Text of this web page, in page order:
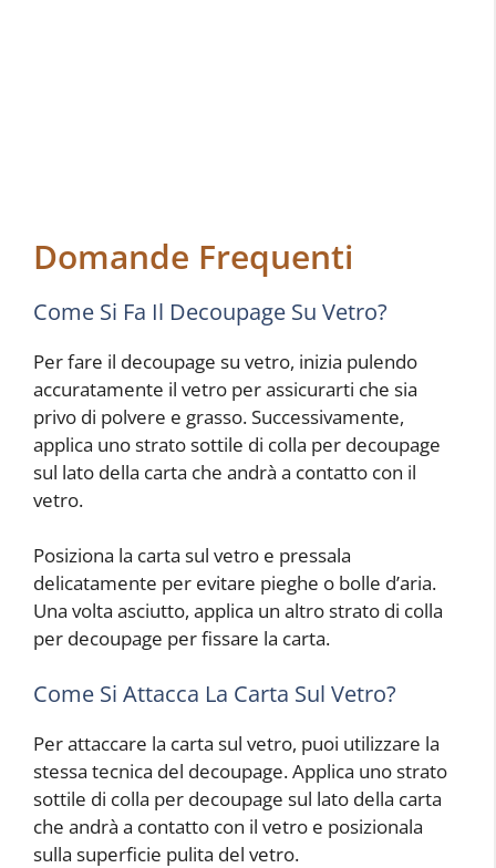
Domande Frequenti
Come Si Fa Il Decoupage Su Vetro?
Per fare il decoupage su vetro, inizia pulendo
accuratamente il vetro per assicurarti che sia
privo di polvere e grasso. Successivamente,
applica uno strato sottile di colla per decoupage
sul lato della carta che andrà a contatto con il
vetro.
Posiziona la carta sul vetro e pressala
delicatamente per evitare pieghe o bolle d’aria.
Una volta asciutto, applica un altro strato di colla
per decoupage per fissare la carta.
Come Si Attacca La Carta Sul Vetro?
Per attaccare la carta sul vetro, puoi utilizzare la
stessa tecnica del decoupage. Applica uno strato
sottile di colla per decoupage sul lato della carta
che andrà a contatto con il vetro e posizionala
sulla superficie pulita del vetro.